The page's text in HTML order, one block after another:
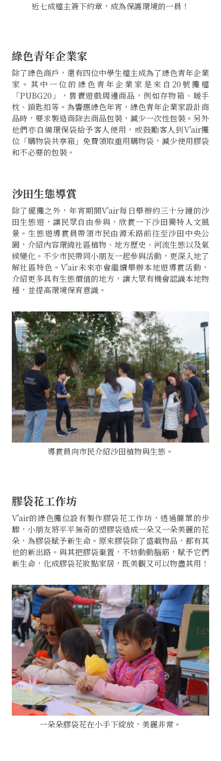
近七成檔主簽下約章，成為保護環境的一員！
綠色青年企業家
除了綠色商戶，還有四位中學生檔主成為了綠色青年企業
家。其中一位的綠色青年企業家是來自20號攤檔
「PUBG20」，售賣遊戲周邊商品，例如存物箱、暖手
枕、鎖匙扣等。為響應綠色年宵，綠色青年企業家設計商
品時，要求製造商除去商品包裝，減少一次性包裝。另外
他們亦自備環保袋給予客人使用，或鼓勵客人到V'air攤
位「購物袋共享箱」免費領取重用購物袋，減少使用膠袋
和不必要的包裝。
沙田生態導賞
除了擺攤之外，年宵期間V'air每日舉辦約三十分鐘的沙
田生態遊，讓民眾自由參與，欣賞一下沙田獨特人文風
景。生態遊導賞員帶領市民由源禾路前往至沙田中央公
園，介紹內容環繞社區植物、地方歷史、河流生態以及氣
候變化。不少市民帶同小朋友一起參與活動，更深入地了
解社區特色。V'air未來亦會繼續舉辦本地遊導賞活動，
介紹更多具有生態價值的地方，讓大眾有機會認識本地物
種，並提高環境保育意識。
導賞員向市民介紹沙田植物與生態。
膠袋花工作坊
V'air的綠色攤位設有製作膠袋花工作坊，透過簡單的步
驟，小朋友將平平無奇的塑膠袋造成一朵又一朵美麗的花
朵，為膠袋賦予新生命。原來膠袋除了盛載物品，都有其
他的新出路。與其把膠袋棄置，不妨動動腦筋，賦予它們
新生命，化成膠袋花妝點家居，既美觀又可以物盡其用！
一朵朵膠袋花在小手下綻放，美麗非常。